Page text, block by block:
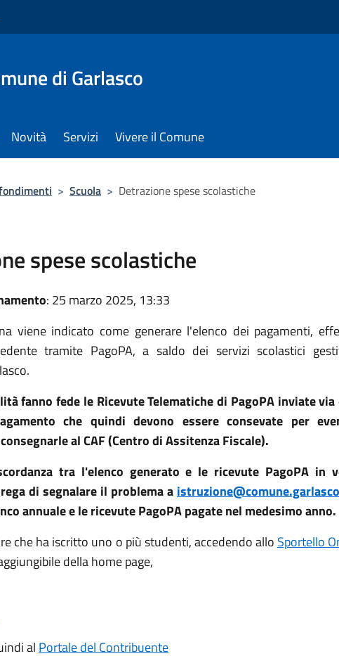
di Garlasco
Novità Servizi Vivere il Comune
> Scuola > Detrazione spese scolastiche
spese scolastiche
: 25 marzo 2025, 13:33
viene indicato come generare l'elenco dei pagamenti,
tramite PagoPA, a saldo dei servizi scolastici
fanno fede le Ricevute Telematiche di PagoPA inviate via
che quindi devono essere consevate per
al CAF (Centro di Assitenza Fiscale).
tra l'elenco generato e le ricevute PagoPA in
di segnalare il problema a
annuale e le ricevute PagoPA pagate nel medesimo anno.
che ha iscritto uno o più studenti, accedendo allo Sportello
della home page,
al Portale del Contribuente